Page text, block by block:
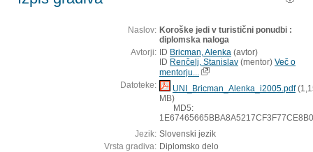
Naslov: Koroške jedi v turistični ponudbi :
diplomska naloga
Avtorji: ID Bricman, Alenka (avtor)
ID Renčelj, Stanislav (mentor) Več o
mentorju...
Datoteke:
UNI_Bricman_Alenka_i2005.pdf
MB)
MD5:
Jezik: Slovenski jezik
Vrsta gradiva: Diplomsko delo